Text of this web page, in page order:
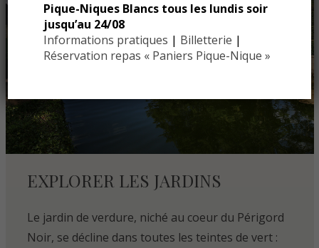
EXPLORER LES JARDINS
Le jardin de verdure, niché au coeur du Périgord
Noir, se décline dans toutes les teintes de vert :
Pique-Niques Blancs tous les lundis soir
jusqu’au 24/08
Informations pratiques | Billetterie |
Réservation repas « Paniers Pique-Nique »